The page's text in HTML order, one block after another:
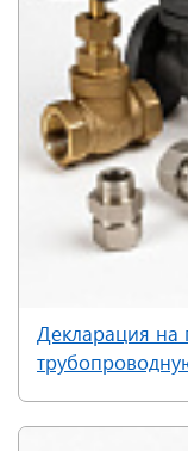
Декларация